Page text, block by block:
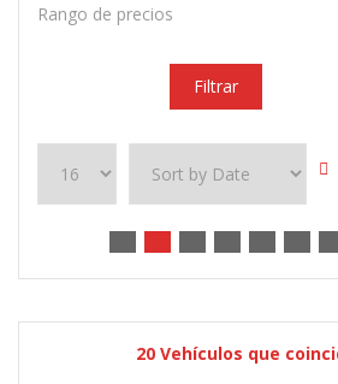
Rango de precios
Filtrar
20 Vehículos que